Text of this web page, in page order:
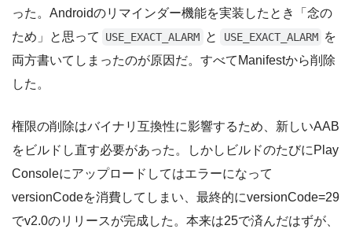
った。Androidのリマインダー機能を実装したとき「念の
ため」と思って
USE_EXACT_ALARM と USE_EXACT_ALARM を
両方書いてしまったのが原因だ。すべてManifestから削除
した。
権限の削除はバイナリ互換性に影響するため、新しいAAB
をビルドし直す必要があった。しかしビルドのたびにPlay
Consoleにアップロードしてはエラーになって
versionCodeを消費してしまい、最終的にversionCode=29
でv2.0のリリースが完成した。本来は25で済んだはずが、